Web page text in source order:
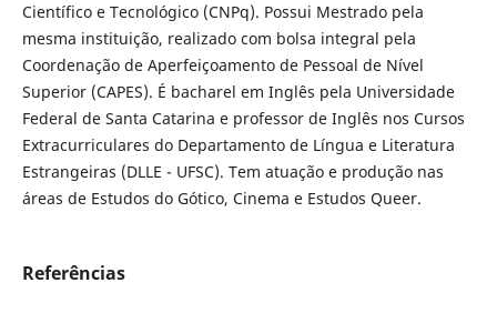
Científico e Tecnológico (CNPq). Possui Mestrado pela
mesma instituição, realizado com bolsa integral pela
Coordenação de Aperfeiçoamento de Pessoal de Nível
Superior (CAPES). É bacharel em Inglês pela Universidade
Federal de Santa Catarina e professor de Inglês nos Cursos
Extracurriculares do Departamento de Língua e Literatura
Estrangeiras (DLLE - UFSC). Tem atuação e produção nas
áreas de Estudos do Gótico, Cinema e Estudos Queer.
Referências